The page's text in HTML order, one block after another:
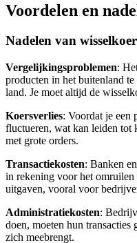
Voordelen en
Nadelen van
Vergelijkingsproblemen:
producten in het buitenland
land. Je moet altijd de
Koersverlies: Voordat je een
fluctueren, wat kan leiden tot
met grote orders.
Transactiekosten: Banken
in rekening voor het
uitgaven, vooral voor
Administratiekosten:
doen, moeten hun
zich meebrengt.